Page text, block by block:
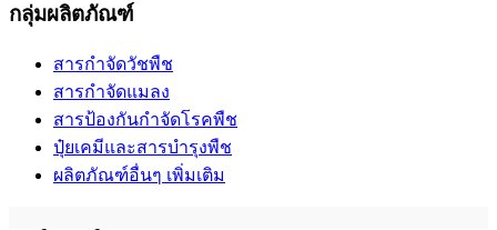
กลุ่มผลิตภัณฑ์
สารกำจัดวัชพืช
สารกำจัดแมลง
สารป้องกันกำจัดโรคพืช
ปุ๋ยเคมีและสารบำรุงพืช
ผลิตภัณฑ์อื่นๆ เพิ่มเติม